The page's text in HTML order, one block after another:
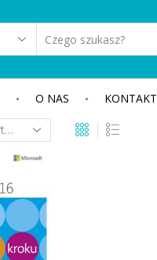
O NAS KONTAKT